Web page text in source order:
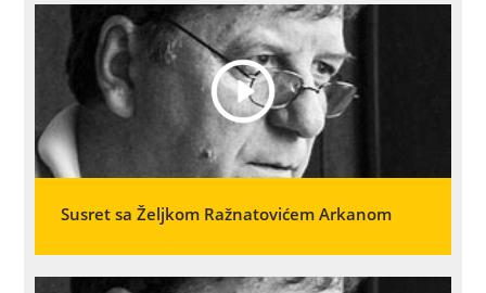
Susret sa Željkom Ražnatovićem Arkanom